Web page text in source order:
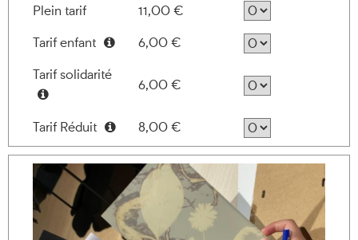
Plein tarif
11,00 €
Tarif enfant
6,00 €
Tarif solidarité
6,00 €
Tarif Réduit
Information
8,00 €